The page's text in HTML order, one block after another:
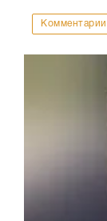
Комментарии